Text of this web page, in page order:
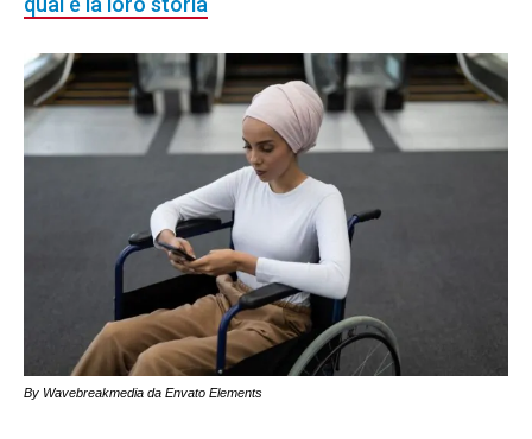
By Wavebreakmedia da Envato Elements